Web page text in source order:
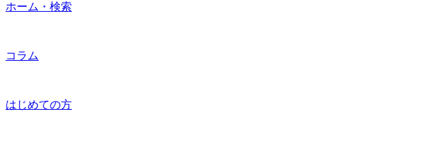
ホーム・検索
コラム
はじめての方